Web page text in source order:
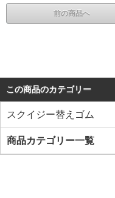
前の商品へ
この商品のカテゴリー
スクイジー替えゴム
商品カテゴリー一覧